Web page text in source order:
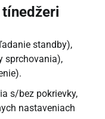
standby),
sprchovania),
s/bez pokrievky,
nastaveniach